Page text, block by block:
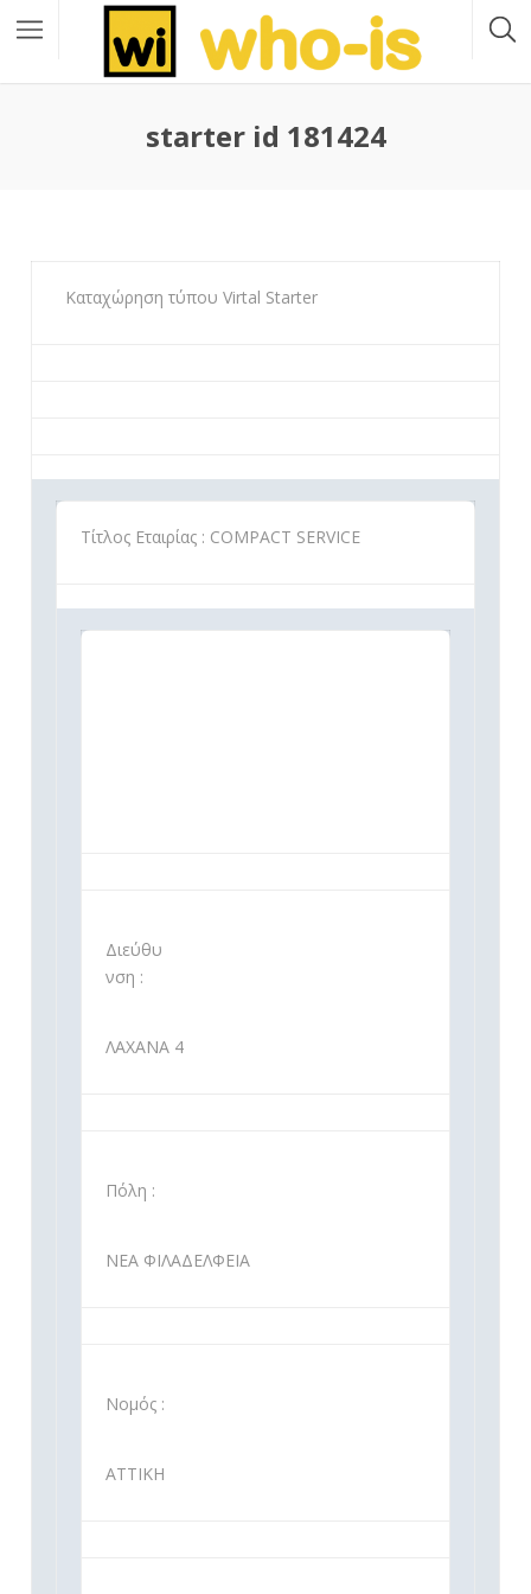
starter id 181424
Καταχώρηση τύπου Virtal Starter
Τίτλος Εταιρίας : COMPACT SERVICE
Διεύθυ
νση :
ΛΑΧΑΝΑ 4
Πόλη :
ΝΕΑ ΦΙΛΑΔΕΛΦΕΙΑ
Νομός :
ΑΤΤΙΚΗ